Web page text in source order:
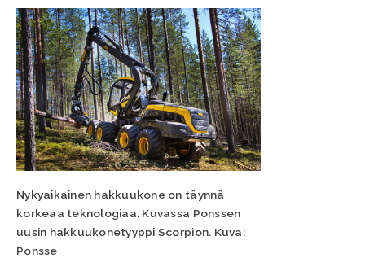
Nykyaikainen hakkuukone on täynnä
korkeaa teknologiaa. Kuvassa Ponssen
uusin hakkuukonetyyppi Scorpion. Kuva:
Ponsse